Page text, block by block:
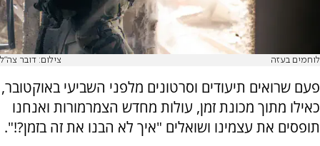
לוחמים בעזה צילום: דובר צה"ל
פעם שרואים תיעודים וסרטונים מלפני השביעי באוקטובר,
כאילו מתוך מכונת זמן, עולות מחדש הצמרמורות ואנחנו
תופסים את עצמינו ושואלים "איך לא הבנו את זה בזמן?!".